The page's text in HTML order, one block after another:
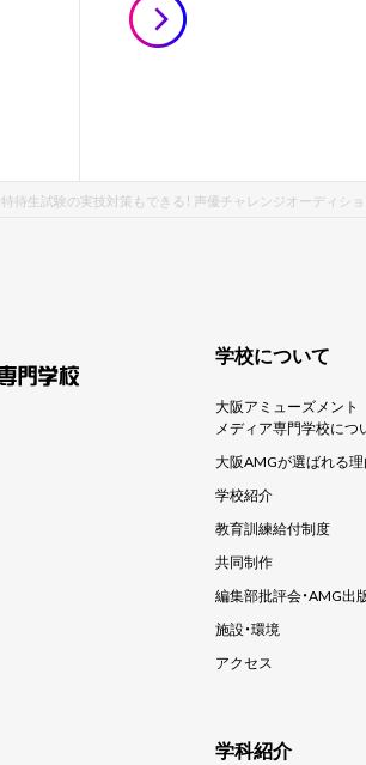
特待生試験の実技対策もできる！ 声優チャレンジオーディシ
学校について
大阪アミューズメント
メディア専門学校につ
大阪AMGが選ばれる理
学校紹介
教育訓練給付制度
共同制作
編集部批評会・AMG出
施設・環境
アクセス
学科紹介